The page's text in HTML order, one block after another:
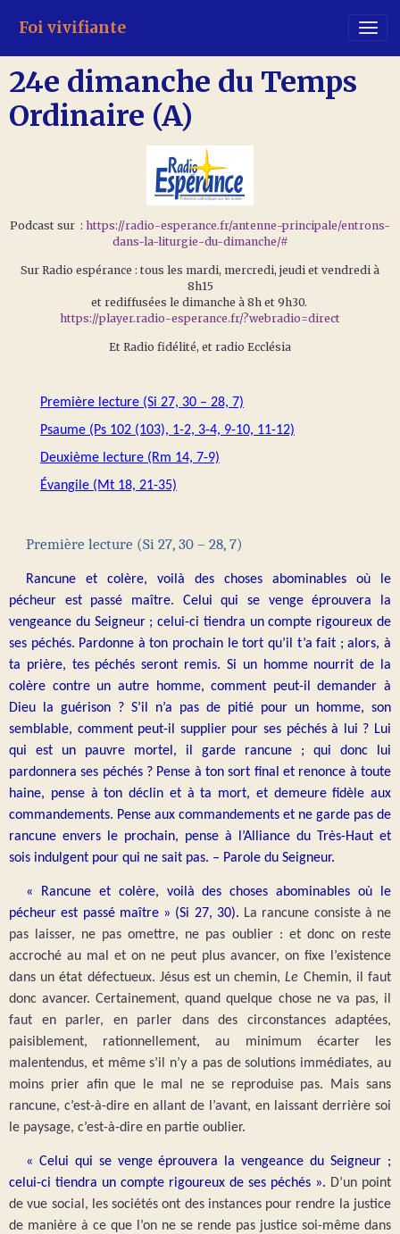
Foi vivifiante
24e dimanche du Temps
Ordinaire (A)
Podcast sur : https://radio-esperance.fr/antenne-principale/entrons-
dans-la-liturgie-du-dimanche/#
Sur Radio espérance : tous les mardi, mercredi, jeudi et vendredi à
8h15
et rediffusées le dimanche à 8h et 9h30.
https://player.radio-esperance.fr/?webradio=direct
Et Radio fidélité, et radio Ecclésia
Première lecture (Si 27, 30 – 28, 7)
Psaume (Ps 102 (103), 1-2, 3-4, 9-10, 11-12)
Deuxième lecture (Rm 14, 7-9)
Évangile (Mt 18, 21-35)
Première lecture (Si 27, 30 – 28, 7)
Rancune et colère, voilà des choses abominables où le
pécheur est passé maître. Celui qui se venge éprouvera la
vengeance du Seigneur ; celui-ci tiendra un compte rigoureux de
ses péchés. Pardonne à ton prochain le tort qu’il t’a fait ; alors, à
ta prière, tes péchés seront remis. Si un homme nourrit de la
colère contre un autre homme, comment peut-il demander à
Dieu la guérison ? S’il n’a pas de pitié pour un homme, son
semblable, comment peut-il supplier pour ses péchés à lui ? Lui
qui est un pauvre mortel, il garde rancune ; qui donc lui
pardonnera ses péchés ? Pense à ton sort final et renonce à toute
haine, pense à ton déclin et à ta mort, et demeure fidèle aux
commandements. Pense aux commandements et ne garde pas de
rancune envers le prochain, pense à l’Alliance du Très-Haut et
sois indulgent pour qui ne sait pas. – Parole du Seigneur.
« Rancune et colère, voilà des choses abominables où le
pécheur est passé maître » (Si 27, 30). La rancune consiste à ne
pas laisser, ne pas omettre, ne pas oublier : et donc on reste
accroché au mal et on ne peut plus avancer, on fixe l’existence
dans un état défectueux. Jésus est un chemin, Le Chemin, il faut
donc avancer. Certainement, quand quelque chose ne va pas, il
faut en parler, en parler dans des circonstances adaptées,
paisiblement, rationnellement, au minimum écarter les
malentendus, et même s’il n’y a pas de solutions immédiates, au
moins prier afin que le mal ne se reproduise pas. Mais sans
rancune, c’est-à-dire en allant de l’avant, en laissant derrière soi
le paysage, c’est-à-dire en partie oublier.
« Celui qui se venge éprouvera la vengeance du Seigneur ;
celui-ci tiendra un compte rigoureux de ses péchés ». D’un point
de vue social, les sociétés ont des instances pour rendre la justice
de manière à ce que l’on ne se rende pas justice soi-même dans